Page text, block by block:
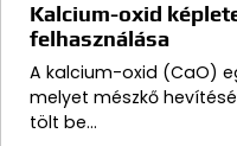
Kalcium-oxid
felhasználása
A kalcium-oxid (CaO)
melyet mészkő
tölt be…